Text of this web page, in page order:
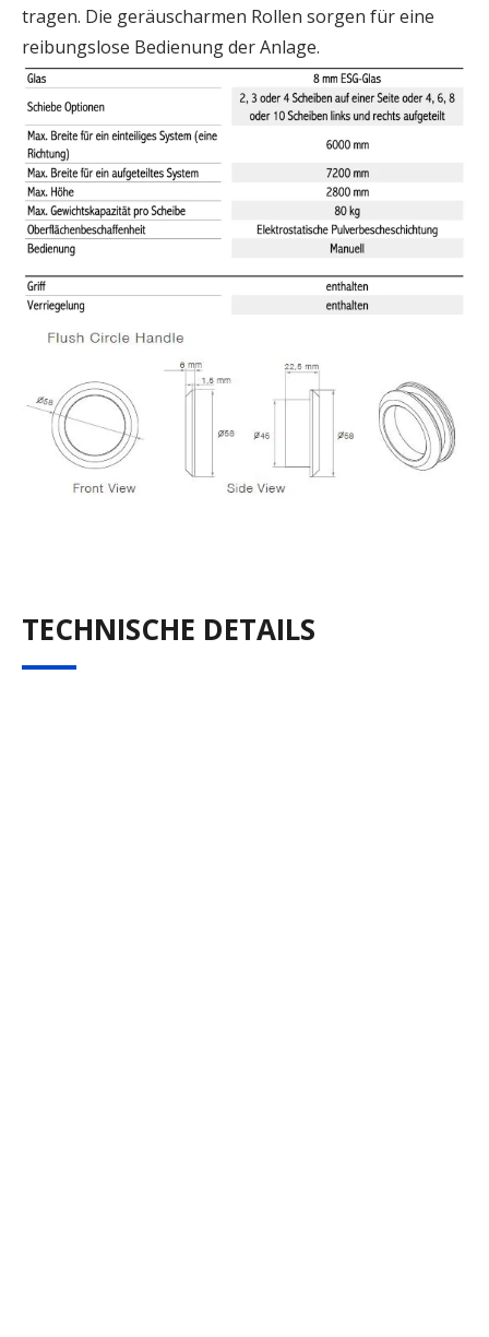
tragen. Die geräuscharmen Rollen sorgen für eine
reibungslose Bedienung der Anlage.
TECHNISCHE DETAILS